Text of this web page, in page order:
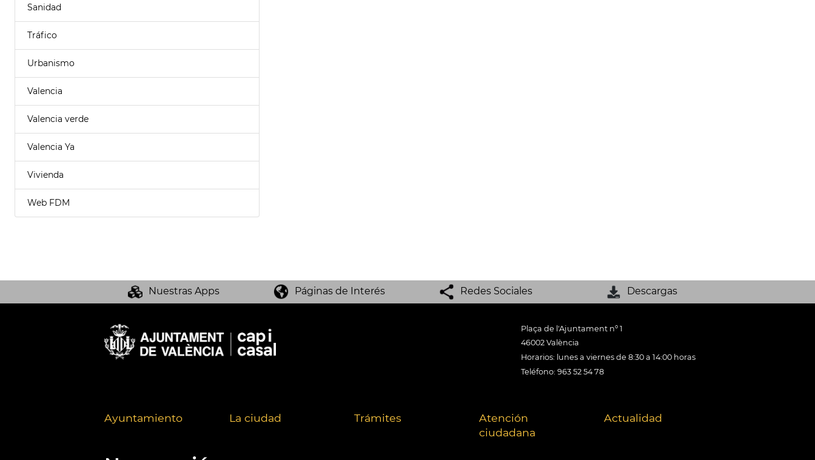
Sanidad
Tráfico
Urbanismo
Valencia
Valencia verde
Valencia Ya
Vivienda
Web FDM
Nuestras Apps Páginas de Interés Redes Sociales Descargas
Plaça de l'Ajuntament nº 1
46002 València
Horarios: lunes a viernes de 8:30 a 14:00 horas
Teléfono: 963 52 54 78
Ayuntamiento La ciudad Trámites
Atención
ciudadana
Actualidad